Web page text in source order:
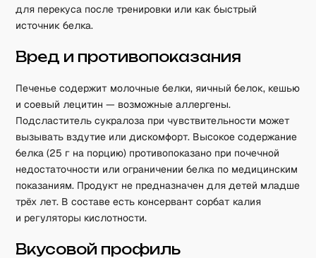
для перекуса после тренировки или как быстрый
источник белка.
Вред и противопоказания
Печенье содержит молочные белки, яичный белок, кешью
и соевый лецитин — возможные аллергены.
Подсластитель сукралоза при чувствительности может
вызывать вздутие или дискомфорт. Высокое содержание
белка (25 г на порцию) противопоказано при почечной
недостаточности или ограничении белка по медицинским
показаниям. Продукт не предназначен для детей младше
трёх лет. В составе есть консервант сорбат калия
и регуляторы кислотности.
Вкусовой профиль